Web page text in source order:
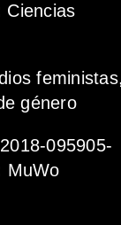
Ciencias
feministas,
género
095905-
MuWo